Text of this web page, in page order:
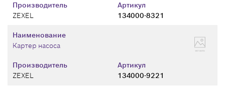
Производитель
ZEXEL
Артикул
134000-8321
Производитель
ZEXEL
Артикул
134000-9221
Наименование
Картер насоса